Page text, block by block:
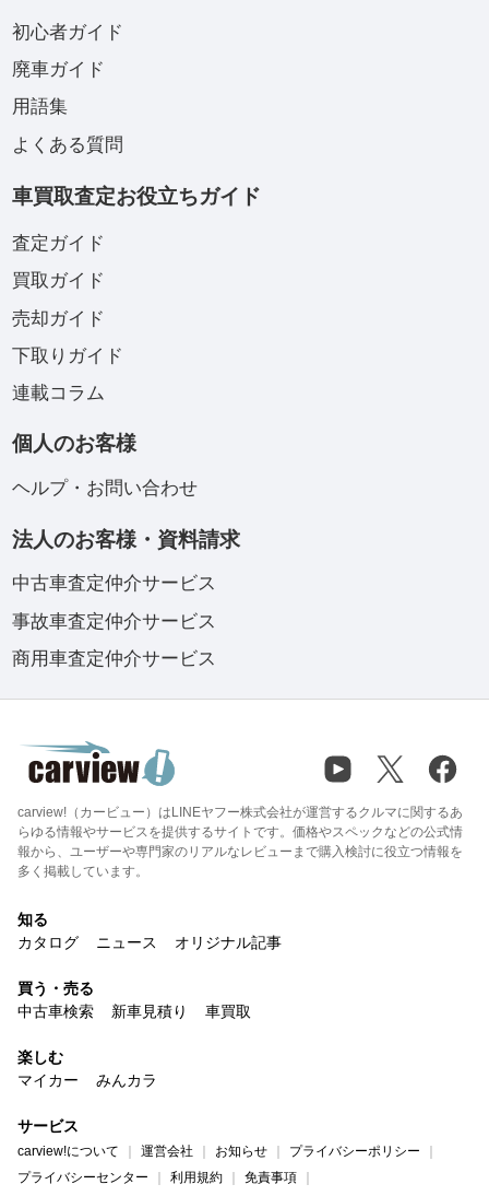
初心者ガイド
廃車ガイド
用語集
よくある質問
車買取査定お役立ちガイド
査定ガイド
買取ガイド
売却ガイド
下取りガイド
連載コラム
個人のお客様
ヘルプ・お問い合わせ
法人のお客様・資料請求
中古車査定仲介サービス
事故車査定仲介サービス
商用車査定仲介サービス
carview!（カービュー）はLINEヤフー株式会社が運営するクルマに関するあ
らゆる情報やサービスを提供するサイトです。価格やスペックなどの公式情
報から、ユーザーや専門家のリアルなレビューまで購入検討に役立つ情報を
多く掲載しています。
知る
カタログ
ニュース オリジナル記事
買う・売る
中古車検索
新車見積り 車買取
楽しむ
マイカー
みんカラ
サービス
carview!について 運営会社 お知らせ
プライバシーポリシー
プライバシーセンター
利用規約 免責事項